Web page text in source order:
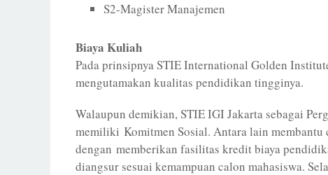
S2-Magister Manajemen
Biaya Kuliah
Pada prinsipnya STIE International Golden
mengutamakan kualitas pendidikan tingginya.
Walaupun demikian, STIE IGI Jakarta sebagai
memiliki Komitmen Sosial. Antara lain membantu
dengan memberikan fasilitas kredit biaya
diangsur sesuai kemampuan calon mahasiswa.